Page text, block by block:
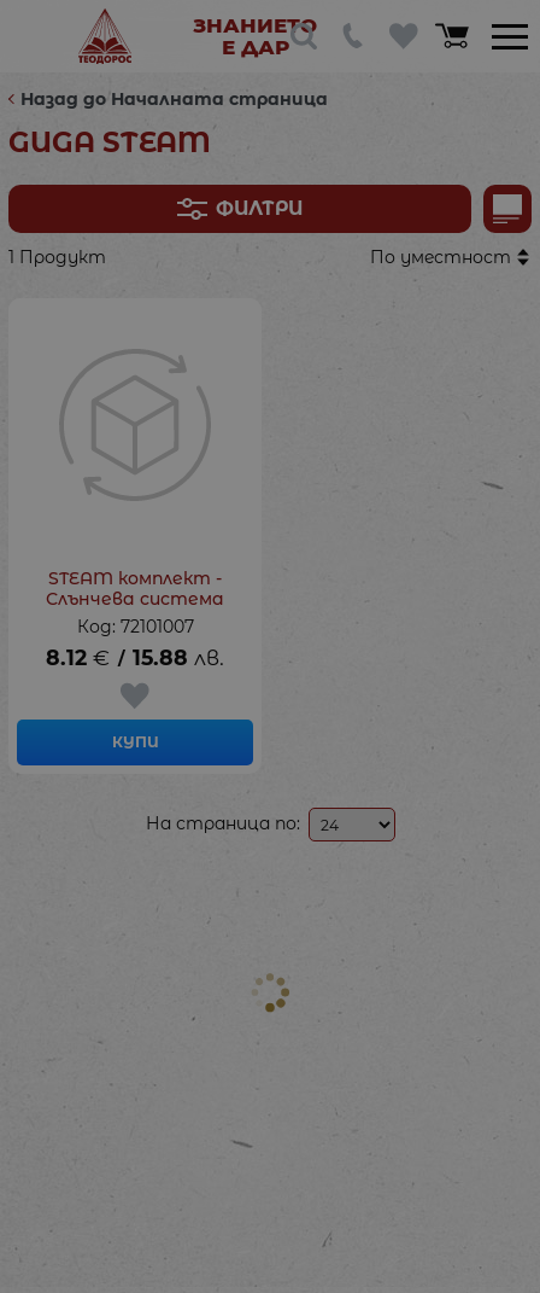
ЗНАНИЕТО
Е ДАР
Назад до Началната страница
GUGA STEAM
ФИЛТРИ
1 Продукт По уместност
STEAM комплект -
Слънчева система
Код: 72101007
8.12 € / 15.88 лв.
КУПИ
На страница по: